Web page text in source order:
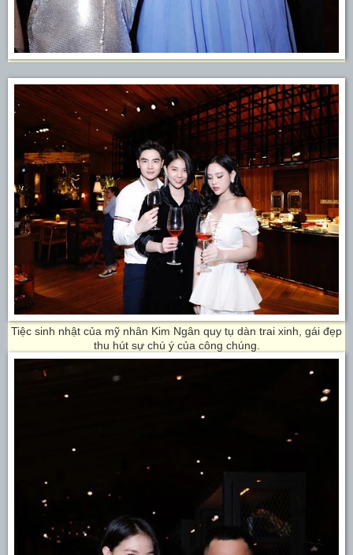
Tiệc sinh nhật của mỹ nhân Kim Ngân quy tụ dàn trai xinh, gái đẹp
thu hút sự chú ý của công chúng.